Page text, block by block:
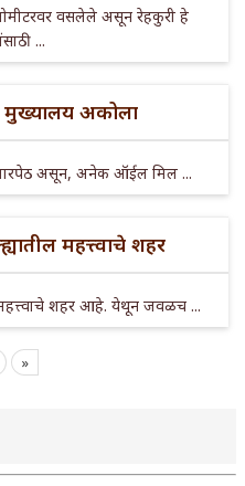
वसलेले असून रेहकुरी हे
...
मुख्यालय अकोला
असून, अनेक ऑईल मिल ...
महत्त्वाचे शहर
शहर आहे. येथून जवळच ...
»